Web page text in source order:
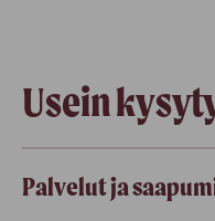
Usein
Palvelut ja